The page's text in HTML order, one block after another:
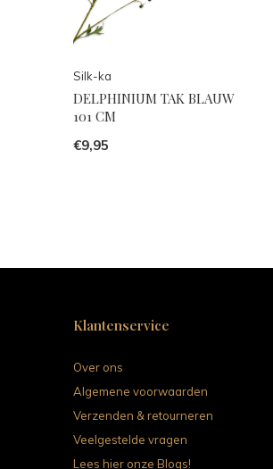
Silk-ka
DELPHINIUM TAK BLAUW
101 CM
€9,95
Klantenservice
Over ons
Algemene voorwaarden
Verzenden & retourneren
Veelgestelde vragen
Lees hier onze Blogs!